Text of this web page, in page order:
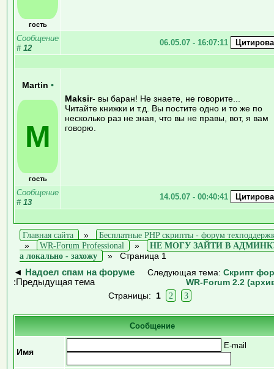
гость
Сообщение
# 12
06.05.07 - 16:07:11
Martin •
M
гость
Maksir- вы баран! Не знаете, не говорите...
Читайте книжки и т.д. Вы постите одно и то же по
несколько раз не зная, что вы не правы, вот, я вам
говорю.
Сообщение
# 13
14.05.07 - 00:40:41
Главная сайта »
Бесплатные PHP скрипты - форум
»
WR-Forum Professional »
НЕ МОГУ ЗАЙТИ В
а локально - захожу
» Страница 1
◄
Надоел спам на форуме
:Предыдущая тема
Следующая тема: Скрипт
WR-Forum 2.2
Страницы: 1 2 3
Сообщение
Имя
E-mail